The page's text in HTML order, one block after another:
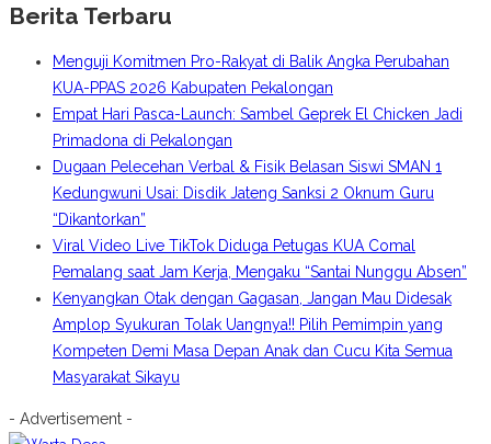
Berita Terbaru
Menguji Komitmen Pro-Rakyat di Balik Angka Perubahan
KUA-PPAS 2026 Kabupaten Pekalongan
Empat Hari Pasca-Launch: Sambel Geprek El Chicken Jadi
Primadona di Pekalongan
Dugaan Pelecehan Verbal & Fisik Belasan Siswi SMAN 1
Kedungwuni Usai: Disdik Jateng Sanksi 2 Oknum Guru
“Dikantorkan”
Viral Video Live TikTok Diduga Petugas KUA Comal
Pemalang saat Jam Kerja, Mengaku “Santai Nunggu Absen”
Kenyangkan Otak dengan Gagasan, Jangan Mau Didesak
Amplop Syukuran Tolak Uangnya!! Pilih Pemimpin yang
Kompeten Demi Masa Depan Anak dan Cucu Kita Semua
Masyarakat Sikayu
- Advertisement -